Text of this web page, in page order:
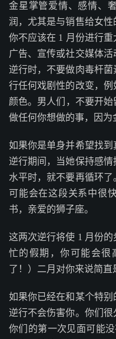
金星掌管爱情、感情、
润，尤其是与销售给女
你不应该在 1 月份进行
广告、宣传或社交媒体
逆行时，不要做肉毒杆
行任何戏剧性的改变，
颜色。男人们，不要开
做任何你想做的事，因为
如果你是单身并希望找
逆行期间，当她保持感
水平时，就不要再循环
可能会在这段关系中很
书，亲爱的狮子座。
这两次逆行将使 1 月份
忙的假期，你可能会很
了！）二月对你来说简直
如果你已经在和某个特
逆行不会伤害你。你们
你们的第一次见面可能